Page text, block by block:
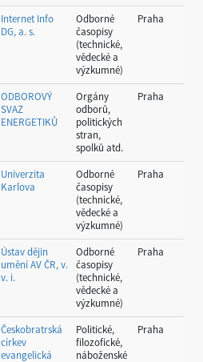
Internet Info
DG, a. s.
Odborné
časopisy
(technické,
vědecké a
výzkumné)
Praha
ODBOROVÝ
SVAZ
ENERGETIKŮ
Orgány
odborů,
politických
stran,
spolků atd.
Praha
Univerzita
Karlova
Odborné
časopisy
(technické,
vědecké a
výzkumné)
Praha
Ústav dějin
umění AV ČR, v.
v. i.
Odborné
časopisy
(technické,
vědecké a
výzkumné)
Praha
Českobratrská
církev
evangelická
Politické,
filozofické,
náboženské
Praha